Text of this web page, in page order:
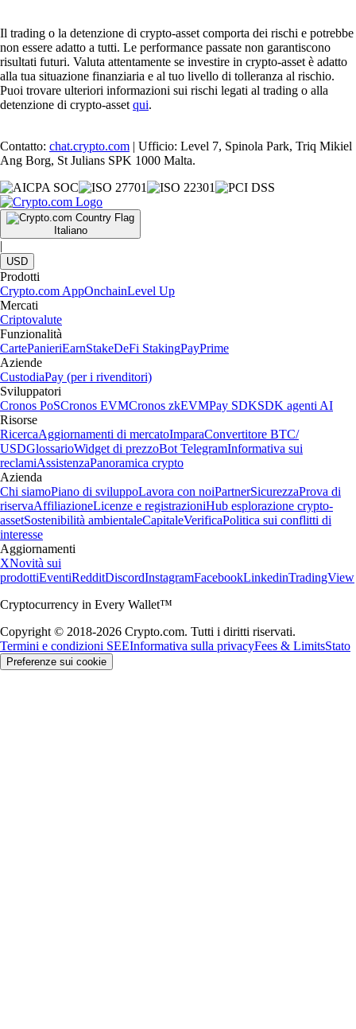
Il trading o la detenzione di crypto-asset comporta dei rischi e potrebbe
non essere adatto a tutti. Le performance passate non garantiscono
risultati futuri. Valuta attentamente se investire in crypto-asset è adatto
alla tua situazione finanziaria e al tuo livello di tolleranza al rischio.
Puoi trovare ulteriori informazioni sui rischi legati al trading o alla
detenzione di crypto-asset qui.
Contatto: chat.crypto.com | Ufficio: Level 7, Spinola Park, Triq Mikiel
Ang Borg, St Julians SPK 1000 Malta.
Italiano
|
USD
Prodotti
Crypto.com AppOnchainLevel Up
Mercati
Criptovalute
Funzionalità
CartePanieriEarnStakeDeFi StakingPayPrime
Aziende
CustodiaPay (per i rivenditori)
Sviluppatori
Cronos PoSCronos EVMCronos zkEVMPay SDKSDK agenti AI
Risorse
RicercaAggiornamenti di mercatoImparaConvertitore BTC/
USDGlossarioWidget di prezzoBot TelegramInformativa sui
reclamiAssistenzaPanoramica crypto
Azienda
Chi siamoPiano di sviluppoLavora con noiPartnerSicurezzaProva di
riservaAffiliazioneLicenze e registrazioniHub esplorazione crypto-
assetSostenibilità ambientaleCapitaleVerificaPolitica sui conflitti di
interesse
Aggiornamenti
XNovità sui
prodottiEventiRedditDiscordInstagramFacebookLinkedinTradingView
Cryptocurrency in Every Wallet™
Copyright © 2018-2026 Crypto.com. Tutti i diritti riservati.
Termini e condizioni SEEInformativa sulla privacyFees & LimitsStato
Preferenze sui cookie